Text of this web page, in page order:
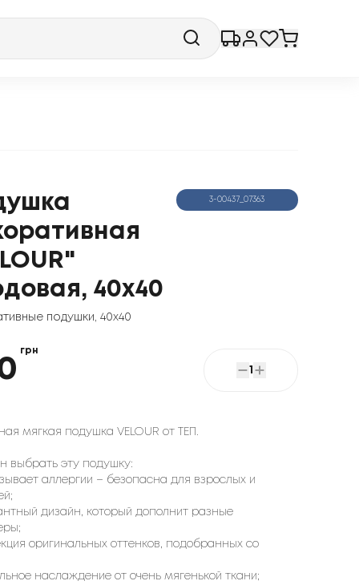
40x40
подушки 40x40
3-00437_07363
грн
1
мягкая подушка VELOUR от ТЕП.
выбрать эту подушку:
аллергии – безопасна для взрослых и
дизайн, который дополнит разные
оригинальных оттенков, подобранных со
наслаждение от очень мягенькой ткани;